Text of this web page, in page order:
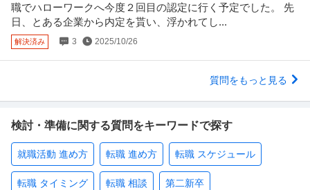
職でハローワークへ今度２回目の認定に行く予定でした。 先
日、とある企業から内定を貰い、浮かれてし...
解決済み 3 2025/10/26
質問をもっと見る
検討・準備に関する質問をキーワードで探す
就職活動 進め方 転職 進め方 転職 スケジュール
転職 タイミング 転職 相談 第二新卒